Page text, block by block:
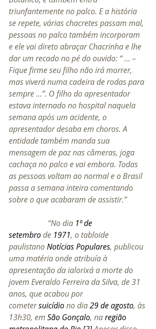
triunfantemente no palco. E a história
se repete, várias chacretes passam mal,
pessoas no palco também incorporam
e ele vai direto abraçar Chacrinha e lhe
dar um recado no pé do ouvido: “ … –
Fique firme seu filho não irá morrer,
mas viverá numa cadeira de rodas para
sempre …”. O filho do apresentador
estava internado no hospital naquela
semana após um acidente, o
apresentador desaba em choros. A
entidade também manda sua
mensagem de paz nas câmeras, joga
cachaça no palco e vai embora. Todas
as pessoas voltam ao normal e o Brasil
passa a semana inteira comentando
sobre o que acabaram de assistir.”
“No dia 1º de
setembro de 1971, o tabloide
paulistano Notícias Populares, publicou
uma matéria onde atribuía à
apresentação da ialorixá a morte do
jovem Everaldo Ferreira da Silva, de 31
anos, que acabou por
cometer suicídio no dia 29 de agosto, às
13h30, em São Gonçalo, na região